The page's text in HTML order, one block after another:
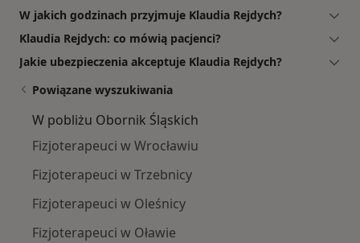
W jakich godzinach przyjmuje Klaudia Rejdych?
Klaudia Rejdych: co mówią pacjenci?
Jakie ubezpieczenia akceptuje Klaudia Rejdych?
Powiązane wyszukiwania
W pobliżu Obornik Śląskich
Fizjoterapeuci w Wrocławiu
Fizjoterapeuci w Trzebnicy
Fizjoterapeuci w Oleśnicy
Fizjoterapeuci w Oławie